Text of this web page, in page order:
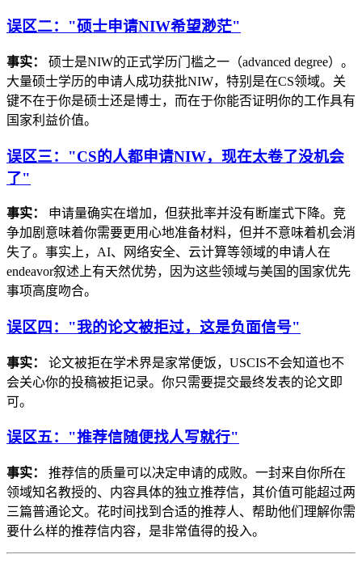
误区二："硕士申请NIW希望渺茫"
事实：
硕士是NIW的正式学历门槛之一（advanced degree）。
大量硕士学历的申请人成功获批NIW，特别是在CS领域。关
键不在于你是硕士还是博士，而在于你能否证明你的工作具有
国家利益价值。
误区三："CS的人都申请NIW，现在太卷了没机会
了"
事实：
申请量确实在增加，但获批率并没有断崖式下降。竞
争加剧意味着你需要更用心地准备材料，但并不意味着机会消
失了。事实上，AI、网络安全、云计算等领域的申请人在
endeavor叙述上有天然优势，因为这些领域与美国的国家优先
事项高度吻合。
误区四："我的论文被拒过，这是负面信号"
事实：
论文被拒在学术界是家常便饭，USCIS不会知道也不
会关心你的投稿被拒记录。你只需要提交最终发表的论文即
可。
误区五："推荐信随便找人写就行"
事实：
推荐信的质量可以决定申请的成败。一封来自你所在
领域知名教授的、内容具体的独立推荐信，其价值可能超过两
三篇普通论文。花时间找到合适的推荐人、帮助他们理解你需
要什么样的推荐信内容，是非常值得的投入。